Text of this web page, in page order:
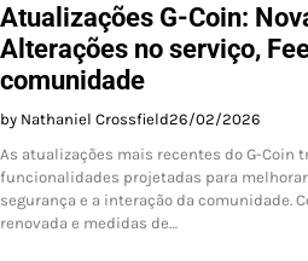
Atualizações G-Coin:
Alterações no serviço,
comunidade
by Nathaniel Crossfield26/02/2026
As atualizações mais recentes do G-Coin
funcionalidades projetadas para
segurança e a interação da comunidade.
renovada e medidas de…